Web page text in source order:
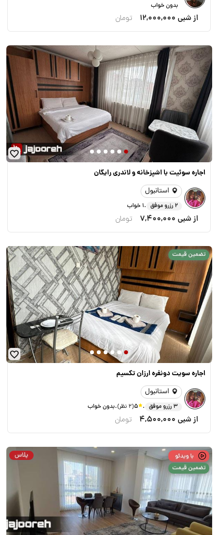
بدون خواب
از شبی 12,000,000 تومان
اجاره سوئیت با اشپزخانه و لاندری رایگان
استانبول
2 رزرو موفق .1 خواب
از شبی 7,400,000 تومان
تضمین قیمت
اجاره سویت دونفره ارزان تکسیم
استانبول
3 رزرو موفق .
5(2 نظر) .بدون خواب
از شبی 4,500,000 تومان
پلاس
با ویدئو
تضمین قیمت